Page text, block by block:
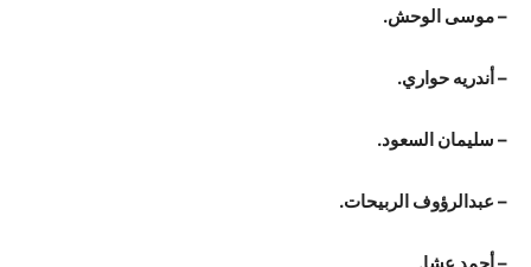
– موسى الوحش.
– أندريه حواري.
– سليمان السعود.
– عبدالرؤوف الربيحات.